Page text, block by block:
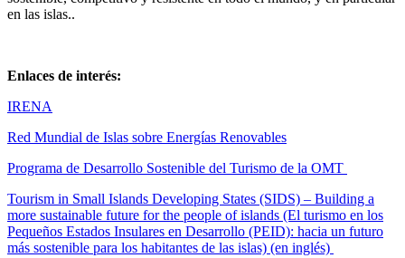
en las islas..
Enlaces de interés:
IRENA
Red Mundial de Islas sobre Energías Renovables
Programa de Desarrollo Sostenible del Turismo de la OMT
Tourism in Small Islands Developing States (SIDS) – Building a
more sustainable future for the people of islands (El turismo en los
Pequeños Estados Insulares en Desarrollo (PEID): hacia un futuro
más sostenible para los habitantes de las islas) (en inglés)